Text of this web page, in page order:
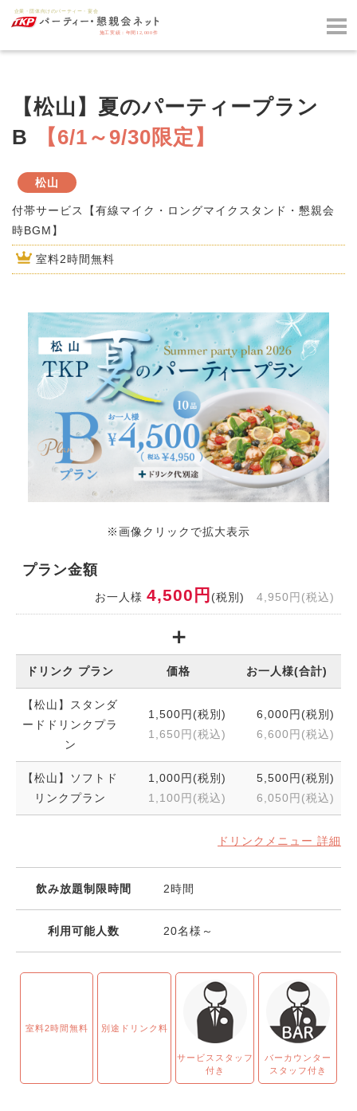
【松山】夏のパーティープラン
B
【6/1～9/30限定】
松山
付帯サービス【有線マイク・ロングマイクスタンド・懇親会
時BGM】
室料2時間無料
※画像クリックで拡大表示
プラン金額
お一人様 4,500円 (税別) 4,950円(税込)
ドリンク プラン 価格 お一人様(合計)
【松山】スタンダ
ードドリンクプラ
ン
1,500円(税別)
1,650円(税込)
6,000円(税別)
6,600円(税込)
【松山】ソフトド
リンクプラン
1,000円(税別)
1,100円(税込)
5,500円(税別)
6,050円(税込)
ドリンクメニュー 詳細
飲み放題制限時間 2時間
利用可能人数 20名様～
室料2時間無料 別途ドリンク料
サービススタッフ
付き
バーカウンター
スタッフ付き